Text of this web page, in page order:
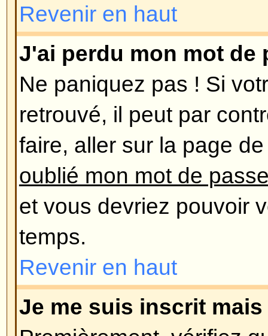
contacter l'administrateur du
Revenir en haut
Je me suis enregistré dans le
plus me connecter ?!
Les raisons les plus probables
vous avez entré un nom
incorrect (vérifiez l'e-mail qui
lorsque vous vous êtes
supprimé votre compte pour
vous trouvez dans le dernier
vous n'avez rien posté ? Il est
de supprimer périodiquement
utilisateurs n'ayant rien posté
la base de données. Essayez